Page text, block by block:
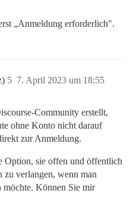
„Anmeldung erforderlich".
7. April 2023 um 18:55
5
Community erstellt,
ohne Konto nicht darauf
zur Anmeldung.
Option, sie offen und öffentlich
zu verlangen, wenn man
möchte. Können Sie mir